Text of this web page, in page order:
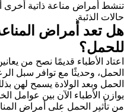
تنشط أمراض مناعة ذاتية أخرى
حالات الذئبة.
هل تعد أمراض المناعة
للحمل؟
اعتاد الأطباء قديمًا نصح من
الحمل، وحديثًا مع توافر سبل
الحمل وبعد الولادة يسمح لهن
يوازن الأطباء الآن بين عوامل
من تأثير الحمل على أمراض